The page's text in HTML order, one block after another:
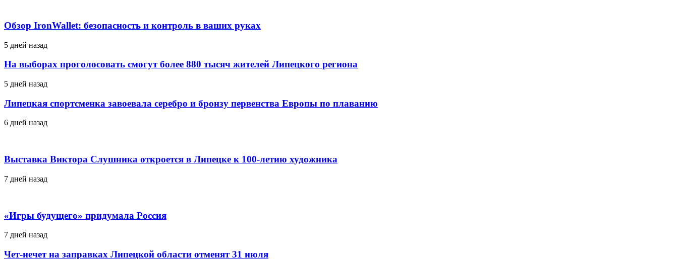
Обзор IronWallet: безопасность и контроль в ваших руках
5 дней назад
На выборах проголосовать смогут более 880 тысяч жителей Липецкого региона
5 дней назад
Липецкая спортсменка завоевала серебро и бронзу первенства Европы по плаванию
6 дней назад
Выставка Виктора Слушника откроется в Липецке к 100-летию художника
7 дней назад
«Игры будущего» придумала Россия
7 дней назад
Чет-нечет на заправках Липецкой области отменят 31 июля